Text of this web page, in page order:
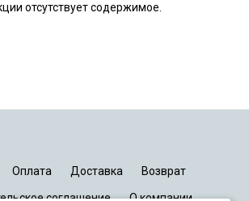
отсутствует содержимое.
Оплата Доставка Возврат
соглашение О компании